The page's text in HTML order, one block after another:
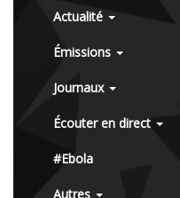
Actualité
Émissions
Journaux
Écouter en direct
#Ebola
Autres